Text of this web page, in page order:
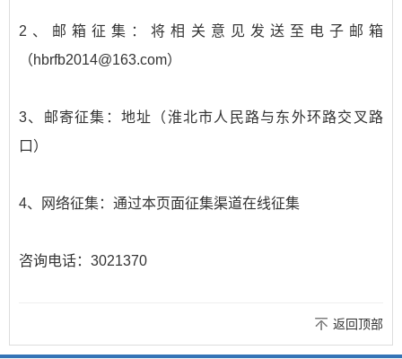
2、邮箱征集：将相关意见发送至电子邮箱
（hbrfb2014@163.com）
3、邮寄征集：地址（淮北市人民路与东外环路交叉路
口）
4、网络征集：通过本页面征集渠道在线征集
咨询电话：3021370
返回顶部